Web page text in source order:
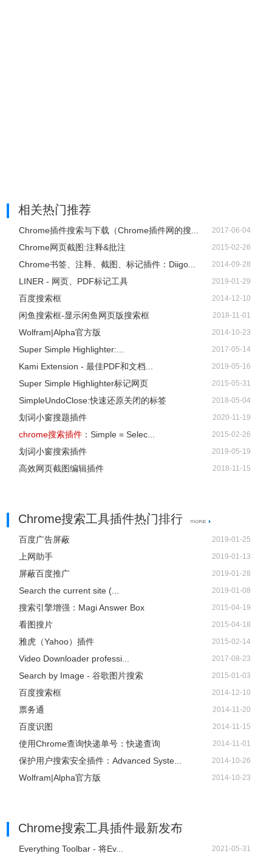
相关热门推荐
Chrome插件搜索与下载（Chrome插件网的搜... 2017-06-04
Chrome网页截图:注释&批注 2015-02-26
Chrome书签、注释、截图、标记插件：Diigo... 2014-09-28
LINER - 网页、PDF标记工具 2019-01-29
百度搜索框 2014-12-10
闲鱼搜索框-显示闲鱼网页版搜索框 2018-11-01
Wolfram|Alpha官方版 2014-10-23
Super Simple Highlighter:... 2017-05-14
Kami Extension - 最佳PDF和文档... 2019-05-16
Super Simple Highlighter标记网页 2015-05-31
SimpleUndoClose:快速还原关闭的标签 2018-05-04
划词小窗搜题插件 2020-11-19
chrome搜索插件 ：Simple = Selec... 2015-02-26
划词小窗搜索插件 2019-05-19
高效网页截图编辑插件 2018-11-15
Chrome搜索工具插件热门排行
百度广告屏蔽 2019-01-25
上网助手 2019-01-13
屏蔽百度推广 2019-01-28
Search the current site (... 2019-01-08
搜索引擎增强：Magi Answer Box 2015-04-19
看图搜片 2015-04-18
雅虎（Yahoo）插件 2015-02-14
Video Downloader professi... 2017-08-23
Search by Image - 谷歌图片搜索 2015-01-03
百度搜索框 2014-12-10
票务通 2014-11-20
百度识图 2014-11-15
使用Chrome查询快递单号：快递查询 2014-11-01
保护用户搜索安全插件：Advanced Syste... 2014-10-26
Wolfram|Alpha官方版 2014-10-23
Chrome搜索工具插件最新发布
Everything Toolbar - 将Ev... 2021-05-31